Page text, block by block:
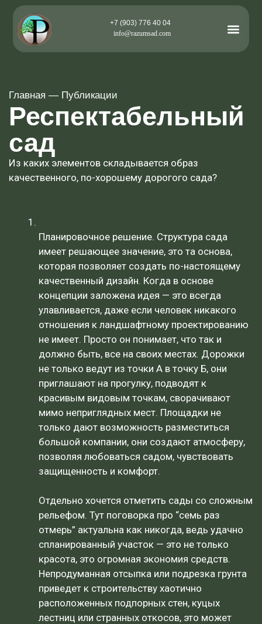
+7 (903) 776 40 04
info@razumsad.com
Главная — Публикации
Респектабельный
сад
Из каких элементов складывается образ
качественного, по-хорошему дорогого сада?
Планировочное решение. Структура сада
имеет решающее значение, это та основа,
которая позволяет создать по-настоящему
качественный дизайн. Когда в основе
концепции заложена идея — это всегда
улавливается, даже если человек никакого
отношения к ландшафтному проектированию
не имеет. Просто он понимает, что так и
должно быть, все на своих местах. Дорожки
не только ведут из точки А в точку Б, они
приглашают на прогулку, подводят к
красивым видовым точкам, сворачивают
мимо неприглядных мест. Площадки не
только дают возможность разместиться
большой компании, они создают атмосферу,
позволяя любоваться садом, чувствовать
защищенность и комфорт.
Отдельно хочется отметить сады со сложным
рельефом. Тут поговорка про “семь раз
отмерь” актуальна как никогда, ведь удачно
спланированный участок — это не только
красота, это огромная экономия средств.
Непродуманная отсыпка или подрезка грунта
приведет к строительству хаотично
расположенных подпорных стен, куцых
лестниц или странных откосов, это может